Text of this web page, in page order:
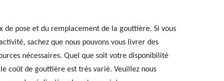
pose et du remplacement de la gouttière. Si vous
sachez que nous pouvons vous livrer des
nécessaires. Quel que soit votre disponibilité
coût de gouttière est très varié. Veuillez nous